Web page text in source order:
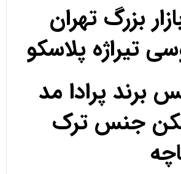
بزرگ تهران
تیراژه پلاسکو
برند پرادا مد
جنس ترک